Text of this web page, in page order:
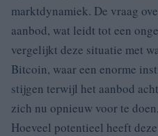
marktdynamiek. De vraag
aanbod, wat leidt tot een
vergelijkt deze situatie met
Bitcoin, waar een enorme
stijgen terwijl het aanbod
zich nu opnieuw voor te
Hoeveel potentieel heeft